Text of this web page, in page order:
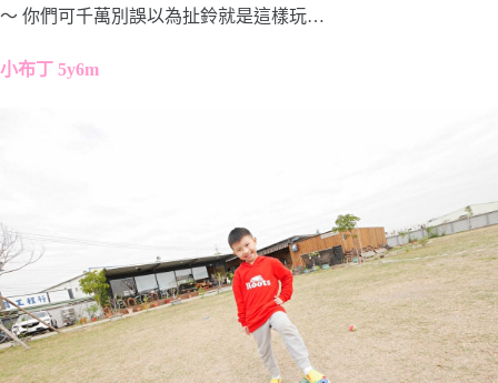
～ 你們可千萬別誤以為扯鈴就是這樣玩…
小布丁 5y6m